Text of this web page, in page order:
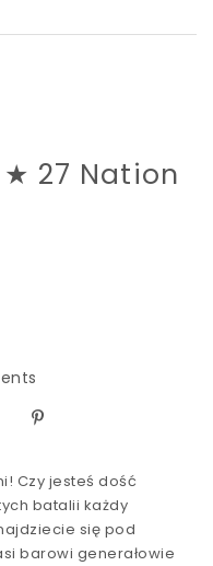
★ 27 Nation
Czy jesteś dość
batalii każdy
się pod
barowi generałowie